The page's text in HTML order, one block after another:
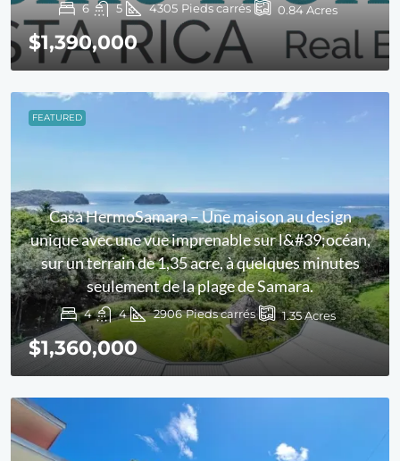
6 5 4305 Pieds carrés 0.84Acres
$1,390,000
FEATURED
Casa HermoSamara – Une maison au design
unique avec une vue imprenable sur l&#39;océan,
sur un terrain de 1,35 acre, à quelques minutes
seulement de la plage de Samara.
4 4 2906 Pieds carrés 1.35Acres
$1,360,000